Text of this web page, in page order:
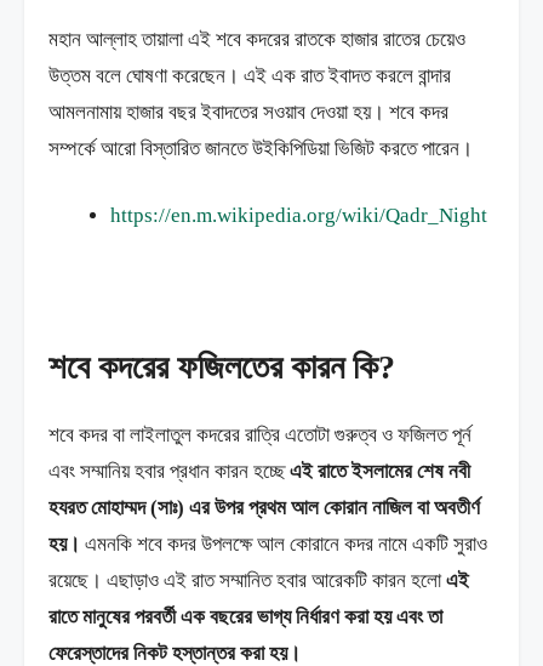
মহান আল্লাহ তায়ালা এই শবে কদরের রাতকে হাজার রাতের চেয়েও
উত্তম বলে ঘোষণা করেছেন। এই এক রাত ইবাদত করলে বান্দার
আমলনামায় হাজার বছর ইবাদতের সওয়াব দেওয়া হয়। শবে কদর
সম্পর্কে আরো বিস্তারিত জানতে উইকিপিডিয়া ভিজিট করতে পারেন।
https://en.m.wikipedia.org/wiki/Qadr_Night
শবে কদরের ফজিলতের কারন কি?
শবে কদর বা লাইলাতুল কদরের রাত্রি এতোটা গুরুত্ব ও ফজিলত পূর্ন
এবং সম্মানিয় হবার প্রধান কারন হচ্ছেএই রাতে ইসলামের শেষ নবী
হযরত মোহাম্মদ (সাঃ) এর উপর প্রথম আল কোরান নাজিল বা অবতীর্ণ
হয়। এমনকি শবে কদর উপলক্ষে আল কোরানে কদর নামে একটি সুরাও
রয়েছে। এছাড়াও এই রাত সম্মানিত হবার আরেকটি কারন হলোএই
রাতে মানুষের পরবর্তী এক বছরের ভাগ্য নির্ধারণ করা হয় এবং তা
ফেরেস্তাদের নিকট হস্তান্তর করা হয়।